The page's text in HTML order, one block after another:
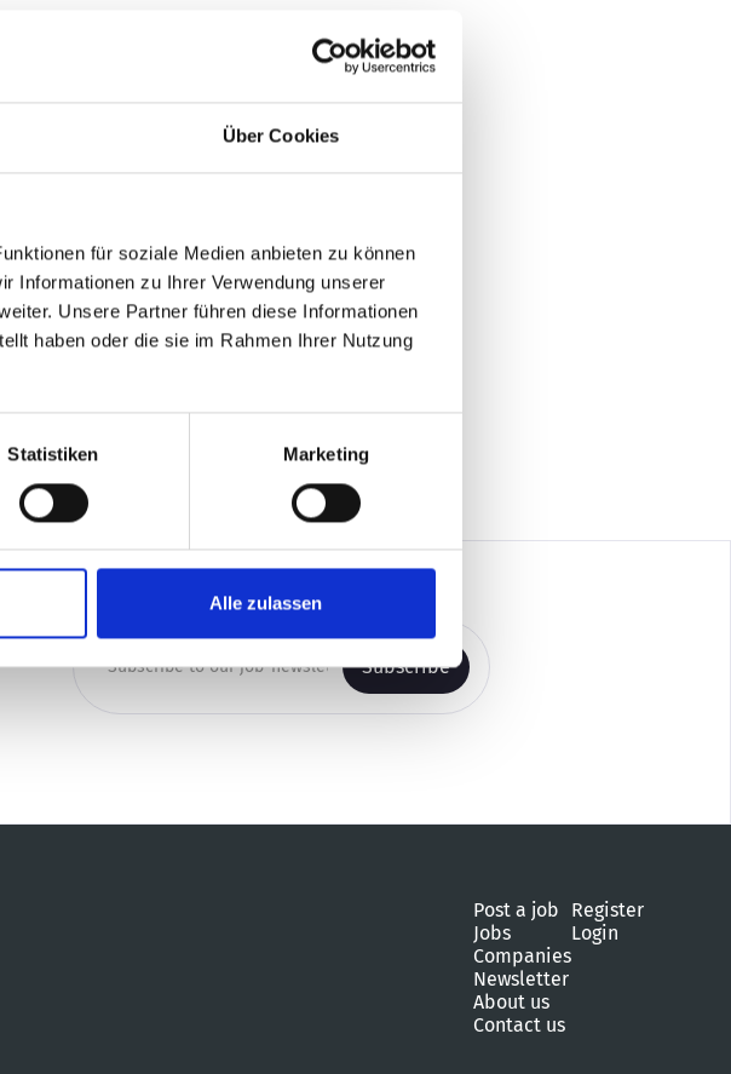
Über Cookies
für soziale Medien anbieten zu können
Informationen zu Ihrer Verwendung unserer
Unsere Partner führen diese Informationen
haben oder die sie im Rahmen Ihrer Nutzung
Statistiken Marketing
Alle zulassen
Hockey, Faustball, Tischtennis und Fußball. Wir sind
wenn sie, „1893“ sagen. Mit knapp 250 Mitarbeitern
Tradition unseres Vereins, sind wir ein Arbeitgeber
die genau das mitbringen.
Post a job
Jobs
Companies
Newsletter
About us
Contact us
Register
Login